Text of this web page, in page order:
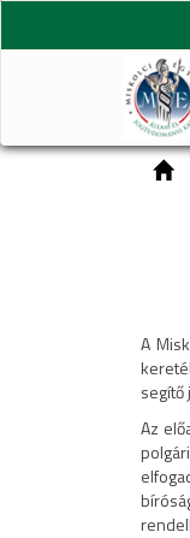
A
segítő
Az